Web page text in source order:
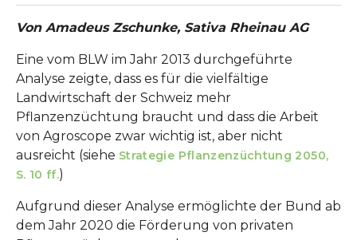
Von Amadeus Zschunke, Sativa Rheinau AG
Eine vom BLW im Jahr 2013 durchgeführte
Analyse zeigte, dass es für die vielfältige
Landwirtschaft der Schweiz mehr
Pflanzenzüchtung braucht und dass die Arbeit
von Agroscope zwar wichtig ist, aber nicht
ausreicht (siehe Strategie Pflanzenzüchtung 2050,
S. 10 ff.)
Aufgrund dieser Analyse ermöglichte der Bund ab
dem Jahr 2020 die Förderung von privaten